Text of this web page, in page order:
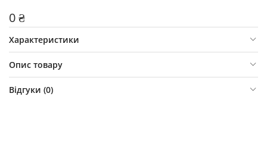
0 ₴
Характеристики
Опис товару
Відгуки (0)